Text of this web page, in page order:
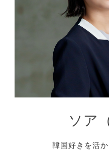
ソア
韓国好きを活